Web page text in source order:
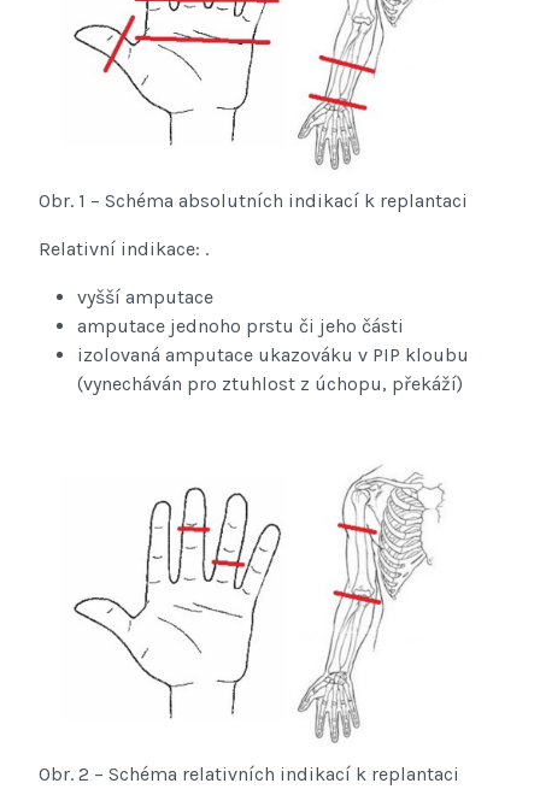
Obr. 1 – Schéma absolutních indikací k replantaci
Relativní indikace: .
vyšší amputace
amputace jednoho prstu či jeho části
izolovaná amputace ukazováku v PIP kloubu
(vynecháván pro ztuhlost z úchopu, překáží)
Obr. 2 – Schéma relativních indikací k replantaci